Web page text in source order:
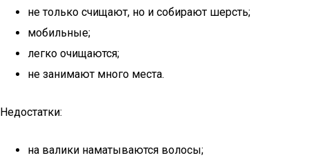
не только счищают, но и собирают шерсть;
мобильные;
легко очищаются;
не занимают много места.
Недостатки:
на валики наматываются волосы;